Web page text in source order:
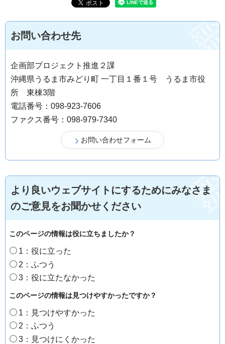
お問い合わせ先
企画部プロジェクト推進２課
沖縄県うるま市みどり町 一丁目１番１号 うるま市役
所 東棟3階
電話番号：098-923-7606
ファクス番号：098-979-7340
より良いウェブサイトにするためにみなさま
のご意見をお聞かせください
このページの情報は役に立ちましたか？
1：役に立った
2：ふつう
3：役に立たなかった
このページの情報は見つけやすかったですか？
1：見つけやすかった
2：ふつう
3：見つけにくかった